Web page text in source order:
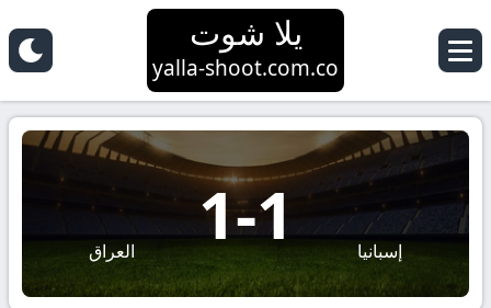
يلا شوت
yalla-shoot.com.co
إسبانيا 1
-
1 العراق